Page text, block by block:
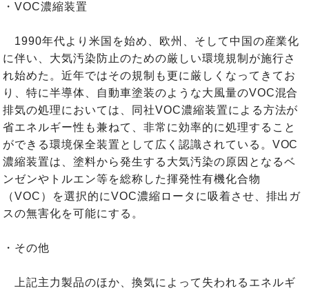
・VOC濃縮装置
1990年代より米国を始め、欧州、そして中国の産業化
に伴い、大気汚染防止のための厳しい環境規制が施行さ
れ始めた。近年ではその規制も更に厳しくなってきてお
り、特に半導体、自動車塗装のような大風量のVOC混合
排気の処理においては、同社VOC濃縮装置による方法が
省エネルギー性も兼ねて、非常に効率的に処理すること
ができる環境保全装置として広く認識されている。VOC
濃縮装置は、塗料から発生する大気汚染の原因となるベ
ンゼンやトルエン等を総称した揮発性有機化合物
（VOC）を選択的にVOC濃縮ロータに吸着させ、排出ガ
スの無害化を可能にする。
・その他
上記主力製品のほか、換気によって失われるエネルギ